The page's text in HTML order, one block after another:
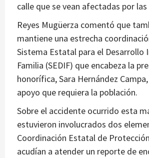
calle que se vean afectadas por las
Reyes Mugüerza comentó que
mantiene una estrecha
Sistema Estatal para el Desarrollo
Familia (SEDIF) que encabeza la
honorífica, Sara Hernández
apoyo que requiera la población.
Sobre el accidente ocurrido esta
estuvieron involucrados dos
Coordinación Estatal de
acudían a atender un reporte de